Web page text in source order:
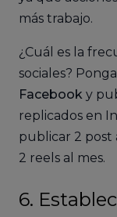
más trabajo.
¿Cuál es la
sociales?
Facebook y
replicados en
publicar 2 post
2 reels al mes.
6.